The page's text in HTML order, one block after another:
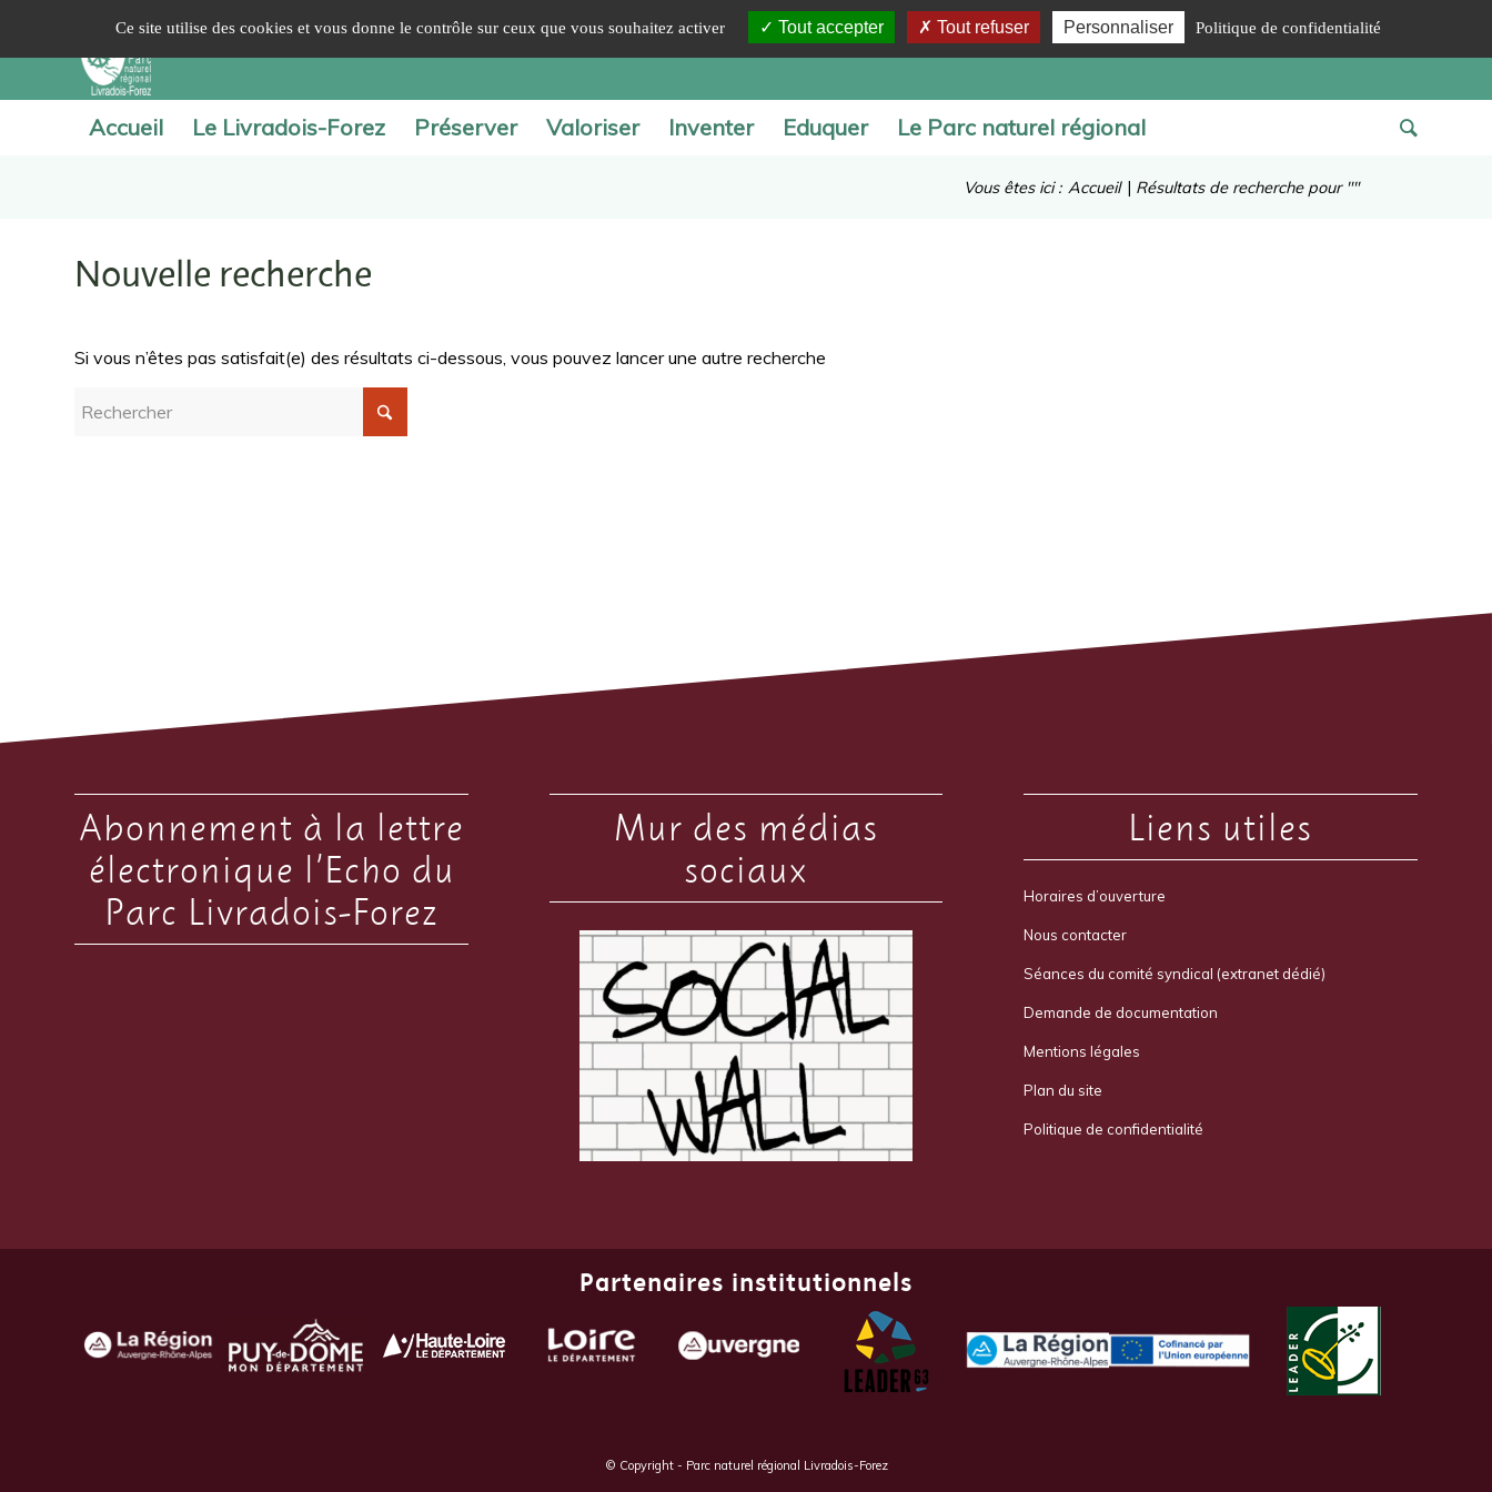
Accueil Le Livradois-Forez Préserver Valoriser Inventer Eduquer Le Parc naturel régional
Vous êtes ici : Accueil | Résultats de recherche pour ""
Nouvelle recherche
Si vous n’êtes pas satisfait(e) des résultats ci-dessous, vous pouvez lancer une autre recherche
Abonnement à la lettre
électronique l’Echo du
Parc Livradois-Forez
Mur des médias
sociaux
Liens utiles
Horaires d’ouverture
Nous contacter
Séances du comité syndical (extranet dédié)
Demande de documentation
Mentions légales
Plan du site
Politique de confidentialité
Partenaires institutionnels
© Copyright - Parc naturel régional Livradois-Forez
Ce site utilise des cookies et vous donne le contrôle sur ceux que vous souhaitez activer Tout accepter Tout refuser Personnaliser Politique de confidentialité